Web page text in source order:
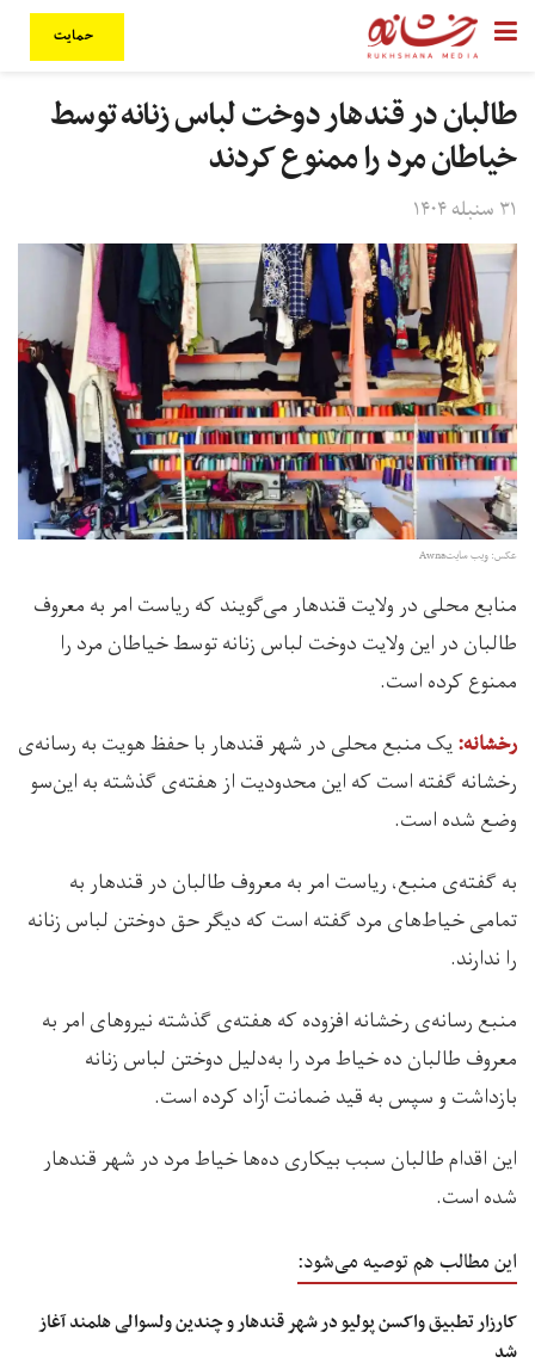
حمایت
طالبان در قندهار دوخت لباس زنانه توسط
خیاطان مرد را ممنوع کردند
۳۱ سنبله ۱۴۰۴
عکس: ویب سایتAwna
منابع محلی در ولایت قندهار می‌گویند که ریاست امر به معروف
طالبان در این ولایت دوخت لباس زنانه توسط خیاطان مرد را
ممنوع کرده‌ است.
رخشانه:یک منبع محلی در شهر قندهار با حفظ هویت به رسانه‌ی
رخشانه گفته است که این محدودیت از هفته‌ی گذشته به این‌سو
وضع شده است.
به گفته‌ی منبع، ریاست امر به معروف طالبان در قندهار به
تمامی خیاط‌های مرد گفته است که دیگر حق دوختن لباس زنانه
را ندارند.
منبع رسانه‌ی رخشانه افزوده که هفته‌ی گذشته‌ نیروهای امر به
معروف طالبان ده خیاط مرد را به‌دلیل دوختن لباس زنانه
بازداشت و سپس به قید ضمانت آزاد کرده است.
این اقدام طالبان سبب بیکاری ده‌ها خیاط مرد در شهر قندهار
شده است.
این مطالب هم توصیه می‌شود:
کارزار تطبیق واکسن پولیو در شهر قندهار و چندین ولسوالی هلمند آغاز
شد